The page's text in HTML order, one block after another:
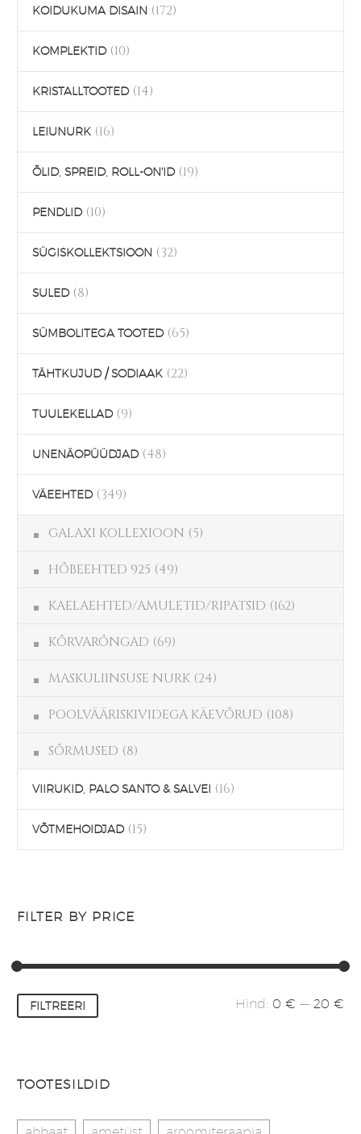
KOIDUKUMA DISAIN (172)
KOMPLEKTID (10)
KRISTALLTOOTED (14)
LEIUNURK (16)
ÕLID, SPREID, ROLL-ON'ID (19)
PENDLID (10)
SÜGISKOLLEKTSIOON (32)
SULED (8)
SÜMBOLITEGA TOOTED (65)
TÄHTKUJUD / SODIAAK (22)
TUULEKELLAD (9)
UNENÄOPÜÜDJAD (48)
VÄEEHTED (349)
GALAXI KOLLEXIOON (5)
HÕBEEHTED 925 (49)
KAELAEHTED/AMULETID/RIPATSID (162)
KÕRVARÕNGAD (69)
MASKULIINSUSE NURK (24)
POOLVÄÄRISKIVIDEGA KÄEVÕRUD (108)
SÕRMUSED (8)
VIIRUKID, PALO SANTO & SALVEI (16)
VÕTMEHOIDJAD (15)
FILTER BY PRICE
Minimaalne
hind
Maksimaalne
hind
FILTREERI Hind: 0 € — 20 €
TOOTESILDID